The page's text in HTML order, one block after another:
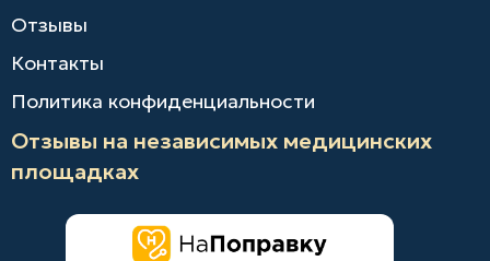
Отзывы
Контакты
Политика конфиденциальности
Отзывы на независимых медицинских
площадках